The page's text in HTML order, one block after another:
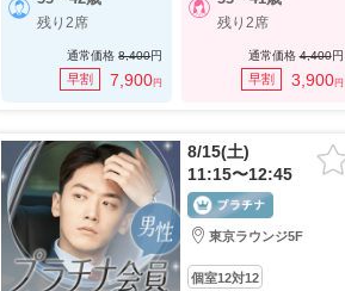
残り2席
通常価格8,400円
早割 7,900円
残り2席
通常価格4,400円
早割 3,900円
8/15(土)
11:15〜12:45
東京ラウンジ5F
個室12対12